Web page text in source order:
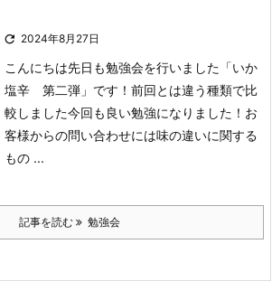
 2024年8月27日
こんにちは先日も勉強会を行いました 「いか
塩辛 第二弾」です！ 前回とは違う種類で比
較しました今回も良い勉強になりました！ お
客様からの問い合わせには味の違いに関する
もの ...
記事を読む 勉強会